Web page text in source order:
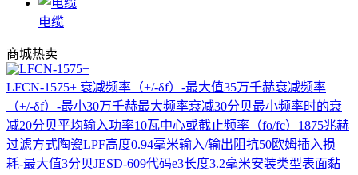
电缆
商城热卖
LFCN-1575+ 衰减频率（+/-δf）-最大值35万千赫衰减频率
（+/-δf）-最小30万千赫最大频率衰减30分贝最小频率时的衰
减20分贝平均输入功率10瓦中心或截止频率（fo/fc）1875兆赫
过滤方式陶瓷LPF高度0.94毫米输入/输出阻抗50欧姆插入损
耗-最大值3分贝JESD-609代码e3长度3.2毫米安装类型表面黏